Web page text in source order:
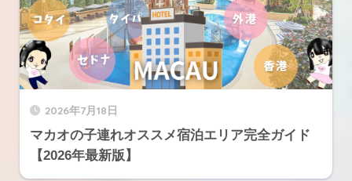
2026年7月18日
マカオの子連れオススメ宿泊エリア完全ガイド
【2026年最新版】